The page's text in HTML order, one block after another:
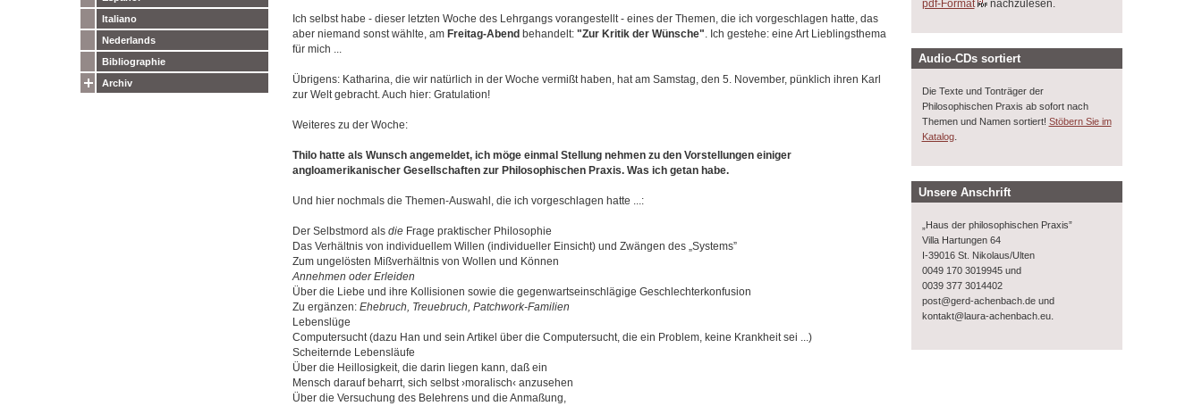
Italiano
Nederlands
Bibliographie
Archiv
Ich selbst habe - dieser letzten Woche des Lehrgangs vorangestellt - eines der Themen, die ich vorgeschlagen hatte, das
aber niemand sonst wählte, am Freitag-Abend behandelt: "Zur Kritik der Wünsche". Ich gestehe: eine Art Lieblingsthema
für mich ...
Übrigens: Katharina, die wir natürlich in der Woche vermißt haben, hat am Samstag, den 5. November, pünklich ihren Karl
zur Welt gebracht. Auch hier: Gratulation!
Weiteres zu der Woche:
Thilo hatte als Wunsch angemeldet, ich möge einmal Stellung nehmen zu den Vorstellungen einiger
angloamerikanischer Gesellschaften zur Philosophischen Praxis. Was ich getan habe.
Und hier nochmals die Themen-Auswahl, die ich vorgeschlagen hatte ...:
Der Selbstmord als dieFrage praktischer Philosophie
Das Verhältnis von individuellem Willen (individueller Einsicht) und Zwängen des „Systems”
Zum ungelösten Mißverhältnis von Wollen und Können
Annehmen oder Erleiden
Über die Liebe und ihre Kollisionen sowie die gegenwartseinschlägige Geschlechterkonfusion
Zu ergänzen: Ehebruch, Treuebruch, Patchwork-Familien
Lebenslüge
Computersucht (dazu Han und sein Artikel über die Computersucht, die ein Problem, keine Krankheit sei ...)
Scheiternde Lebensläufe
Über die Heillosigkeit, die darin liegen kann, daß ein
Mensch darauf beharrt, sich selbst ›moralisch‹ anzusehen
Über die Versuchung des Belehrens und die Anmaßung,
pdf-Format
nachzulesen.
Audio-CDs sortiert
Die Texte und Tonträger der
Philosophischen Praxis ab sofort nach
Themen und Namen sortiert! Stöbern Sie im
Katalog.
Unsere Anschrift
„Haus der philosophischen Praxis”
Villa Hartungen 64
I-39016 St. Nikolaus/Ulten
0049 170 3019945 und
0039 377 3014402
post@gerd-achenbach.de und
kontakt@laura-achenbach.eu.